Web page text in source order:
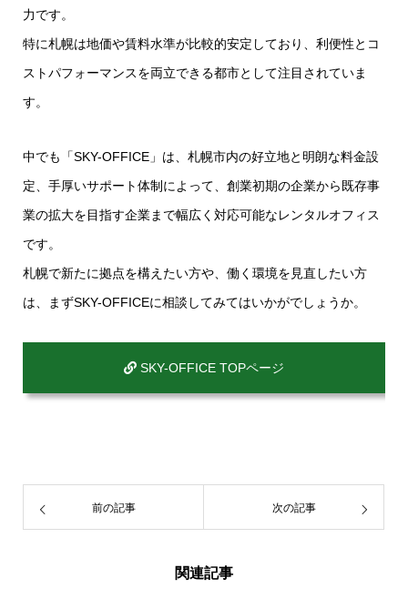
力です。
特に札幌は地価や賃料水準が比較的安定しており、利便性とコ
ストパフォーマンスを両立できる都市として注目されていま
す。
中でも「SKY-OFFICE」は、札幌市内の好立地と明朗な料金設
定、手厚いサポート体制によって、創業初期の企業から既存事
業の拡大を目指す企業まで幅広く対応可能なレンタルオフィス
です。
札幌で新たに拠点を構えたい方や、働く環境を見直したい方
は、まずSKY-OFFICEに相談してみてはいかがでしょうか。
SKY-OFFICE TOPページ
前の記事 次の記事
関連記事